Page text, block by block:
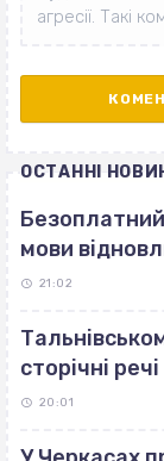
ОСТАННІ
мови
21:02
сторічні
20:01